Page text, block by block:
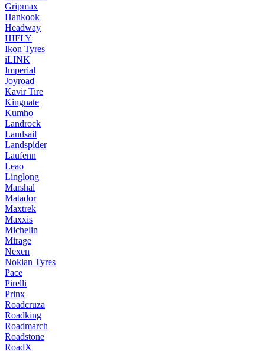
Gripmax
Hankook
Headway
HIFLY
Ikon Tyres
iLINK
Imperial
Joyroad
Kavir Tire
Kingnate
Kumho
Landrock
Landsail
Landspider
Laufenn
Leao
Linglong
Marshal
Matador
Maxtrek
Maxxis
Michelin
Mirage
Nexen
Nokian Tyres
Pace
Pirelli
Prinx
Roadcruza
Roadking
Roadmarch
Roadstone
RoadX